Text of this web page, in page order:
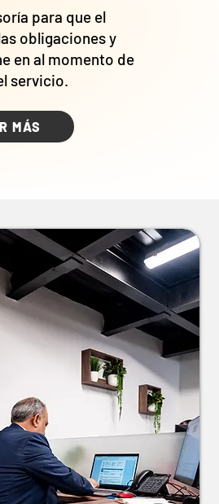
para que el
obligaciones y
en al momento de
servicio.
MÁS